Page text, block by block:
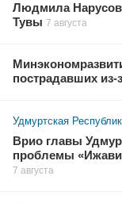
Людмила
Тувы 7 августа
пострадавших из-
Удмуртская
Врио главы
проблемы
7 августа